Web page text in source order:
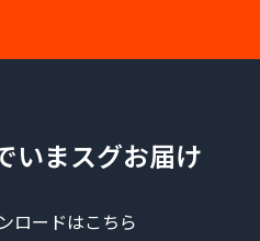
いまスグお届け
ロードはこちら